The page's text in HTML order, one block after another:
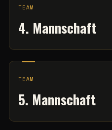
TEAM
4. Mannschaft
TEAM
5. Mannschaft